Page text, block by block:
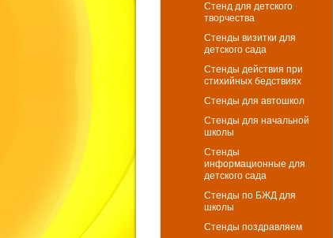
Стенд для детского
творчества
Стенды визитки для
детского сада
Стенды действия при
стихийных бедствиях
Стенды для автошкол
Стенды для начальной
школы
Стенды
информационные для
детского сада
Стенды по БЖД для
школы
Стенды поздравляем